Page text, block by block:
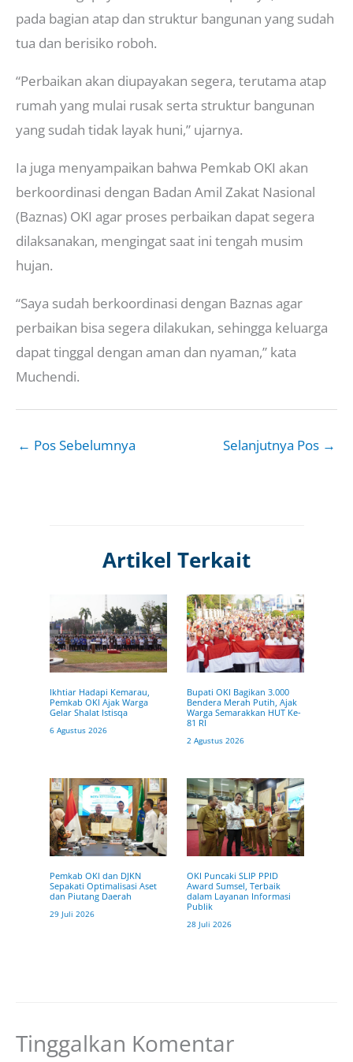
pada bagian atap dan struktur bangunan yang sudah
tua dan berisiko roboh.
“Perbaikan akan diupayakan segera, terutama atap
rumah yang mulai rusak serta struktur bangunan
yang sudah tidak layak huni,” ujarnya.
Ia juga menyampaikan bahwa Pemkab OKI akan
berkoordinasi dengan Badan Amil Zakat Nasional
(Baznas) OKI agar proses perbaikan dapat segera
dilaksanakan, mengingat saat ini tengah musim
hujan.
“Saya sudah berkoordinasi dengan Baznas agar
perbaikan bisa segera dilakukan, sehingga keluarga
dapat tinggal dengan aman dan nyaman,” kata
Muchendi.
← Pos Sebelumnya Selanjutnya Pos →
Artikel Terkait
Ikhtiar Hadapi Kemarau,
Pemkab OKI Ajak Warga
Gelar Shalat Istisqa
6 Agustus 2026
Bupati OKI Bagikan 3.000
Bendera Merah Putih, Ajak
Warga Semarakkan HUT Ke-
81 RI
2 Agustus 2026
Pemkab OKI dan DJKN
Sepakati Optimalisasi Aset
dan Piutang Daerah
29 Juli 2026
OKI Puncaki SLIP PPID
Award Sumsel, Terbaik
dalam Layanan Informasi
Publik
28 Juli 2026
Tinggalkan Komentar